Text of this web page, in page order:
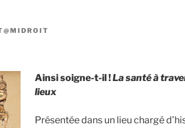
Ainsi soigne-t-il !La santé à
lieux
Présentée dans un lieu chargé